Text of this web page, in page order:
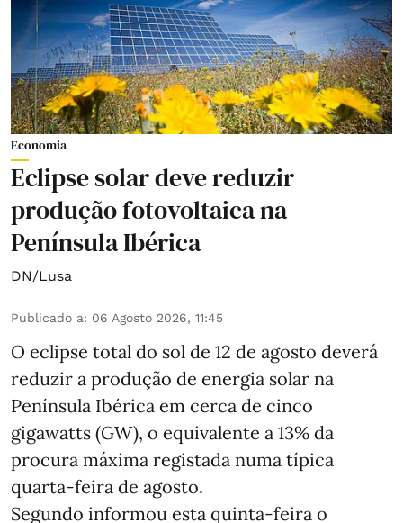
Economia
Eclipse solar deve reduzir
produção fotovoltaica na
Península Ibérica
DN/Lusa
Publicado a: 06 Agosto 2026, 11:45
O eclipse total do sol de 12 de agosto deverá
reduzir a produção de energia solar na
Península Ibérica em cerca de cinco
gigawatts (GW), o equivalente a 13% da
procura máxima registada numa típica
quarta-feira de agosto.
Segundo informou esta quinta-feira o